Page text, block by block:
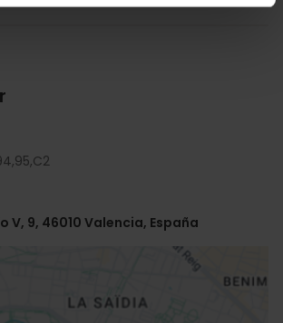
95,C2
V, 9, 46010 Valencia, España